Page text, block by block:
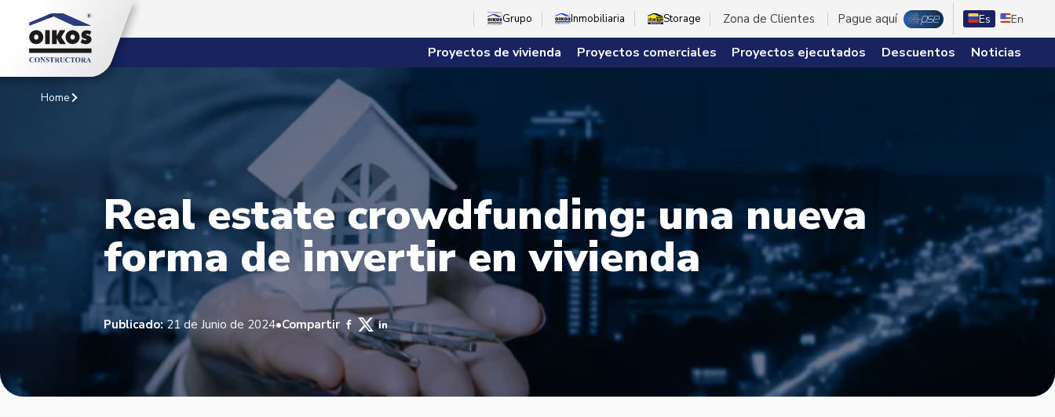
Grupo Inmobiliaria Storage Zona de Clientes Pague aquí Es En
Proyectos de vivienda Proyectos comerciales Proyectos ejecutados Descuentos Noticias
Home
Real estate crowdfunding: una nueva
forma de invertir en vivienda
Publicado:21 de Junio de 2024•Compartir